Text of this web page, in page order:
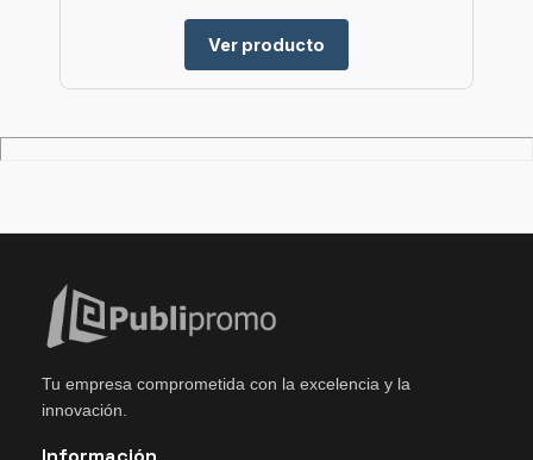
Ver producto
Tu empresa comprometida con la excelencia y la
innovación.